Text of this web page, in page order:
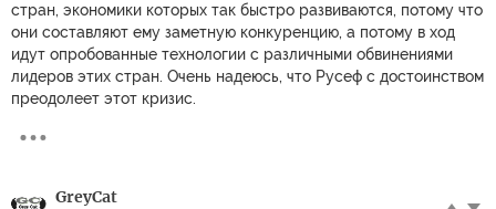
стран, экономики которых так быстро развиваются, потому что
они составляют ему заметную конкуренцию, а потому в ход
идут опробованные технологии с различными обвинениями
лидеров этих стран. Очень надеюсь, что Русеф с достоинством
преодолеет этот кризис.
GreyCat